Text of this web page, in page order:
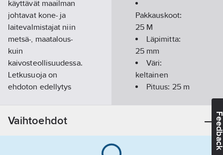
käyttävät maailman
johtavat kone- ja
laitevalmistajat niin
metsä-, maatalous-
kuin
kaivosteollisuudessa.
Letkusuoja on
ehdoton edellytys
toimintakyvylle –
missä ikinä
Pakkauskoot:
25 M
Läpimitta:
25 mm
Väri:
keltainen
Pituus: 25m
Vaihtoehdot